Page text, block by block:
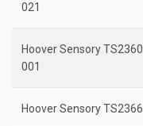
021
Hoover Sensory TS2360
001
Hoover Sensory TS2366